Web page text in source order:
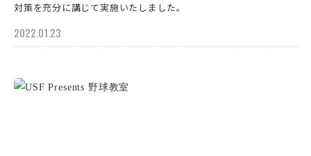
対策を充分に講じて実施いたしました。
2022.01.23